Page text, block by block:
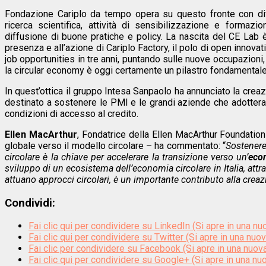
Fondazione Cariplo da tempo opera su questo fronte con
ricerca scientifica, attività di sensibilizzazione e
diffusione di buone pratiche e policy. La nascita del CE Lab
presenza e all’azione di Cariplo Factory, il polo di open
job opportunities in tre anni, puntando sulle nuove
la circular economy è oggi certamente un pilastro
In quest’ottica il gruppo Intesa Sanpaolo ha annunciato la
destinato a sostenere le PMI e le grandi aziende che
condizioni di accesso al credito.
Ellen MacArthur, Fondatrice della Ellen MacArthur
globale verso il modello circolare – ha commentato: “
circolare è la chiave per accelerare la transizione verso un’
sviluppo di un ecosistema dell’economia circolare in Italia,
attuano approcci circolari, è un importante contributo alla
Condividi:
Fai clic qui per condividere su LinkedIn (Si apre in una
Fai clic qui per condividere su Twitter (Si apre in una
Fai clic per condividere su Facebook (Si apre in una
Fai clic qui per condividere su Google+ (Si apre in una